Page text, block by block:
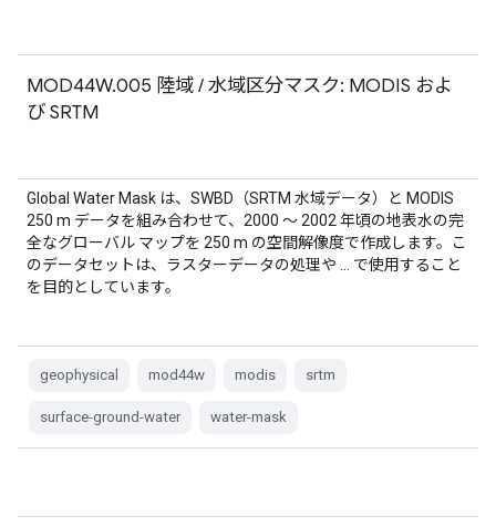
MOD44W.005 陸域 / 水域区分マスク: MODIS およ
び SRTM
Global Water Mask は、SWBD（SRTM 水域データ）と MODIS
250 m データを組み合わせて、2000 ～ 2002 年頃の地表水の完
全なグローバル マップを 250 m の空間解像度で作成します。こ
のデータセットは、ラスターデータの処理や … で使用すること
を目的としています。
geophysical mod44w modis srtm
surface-ground-water water-mask